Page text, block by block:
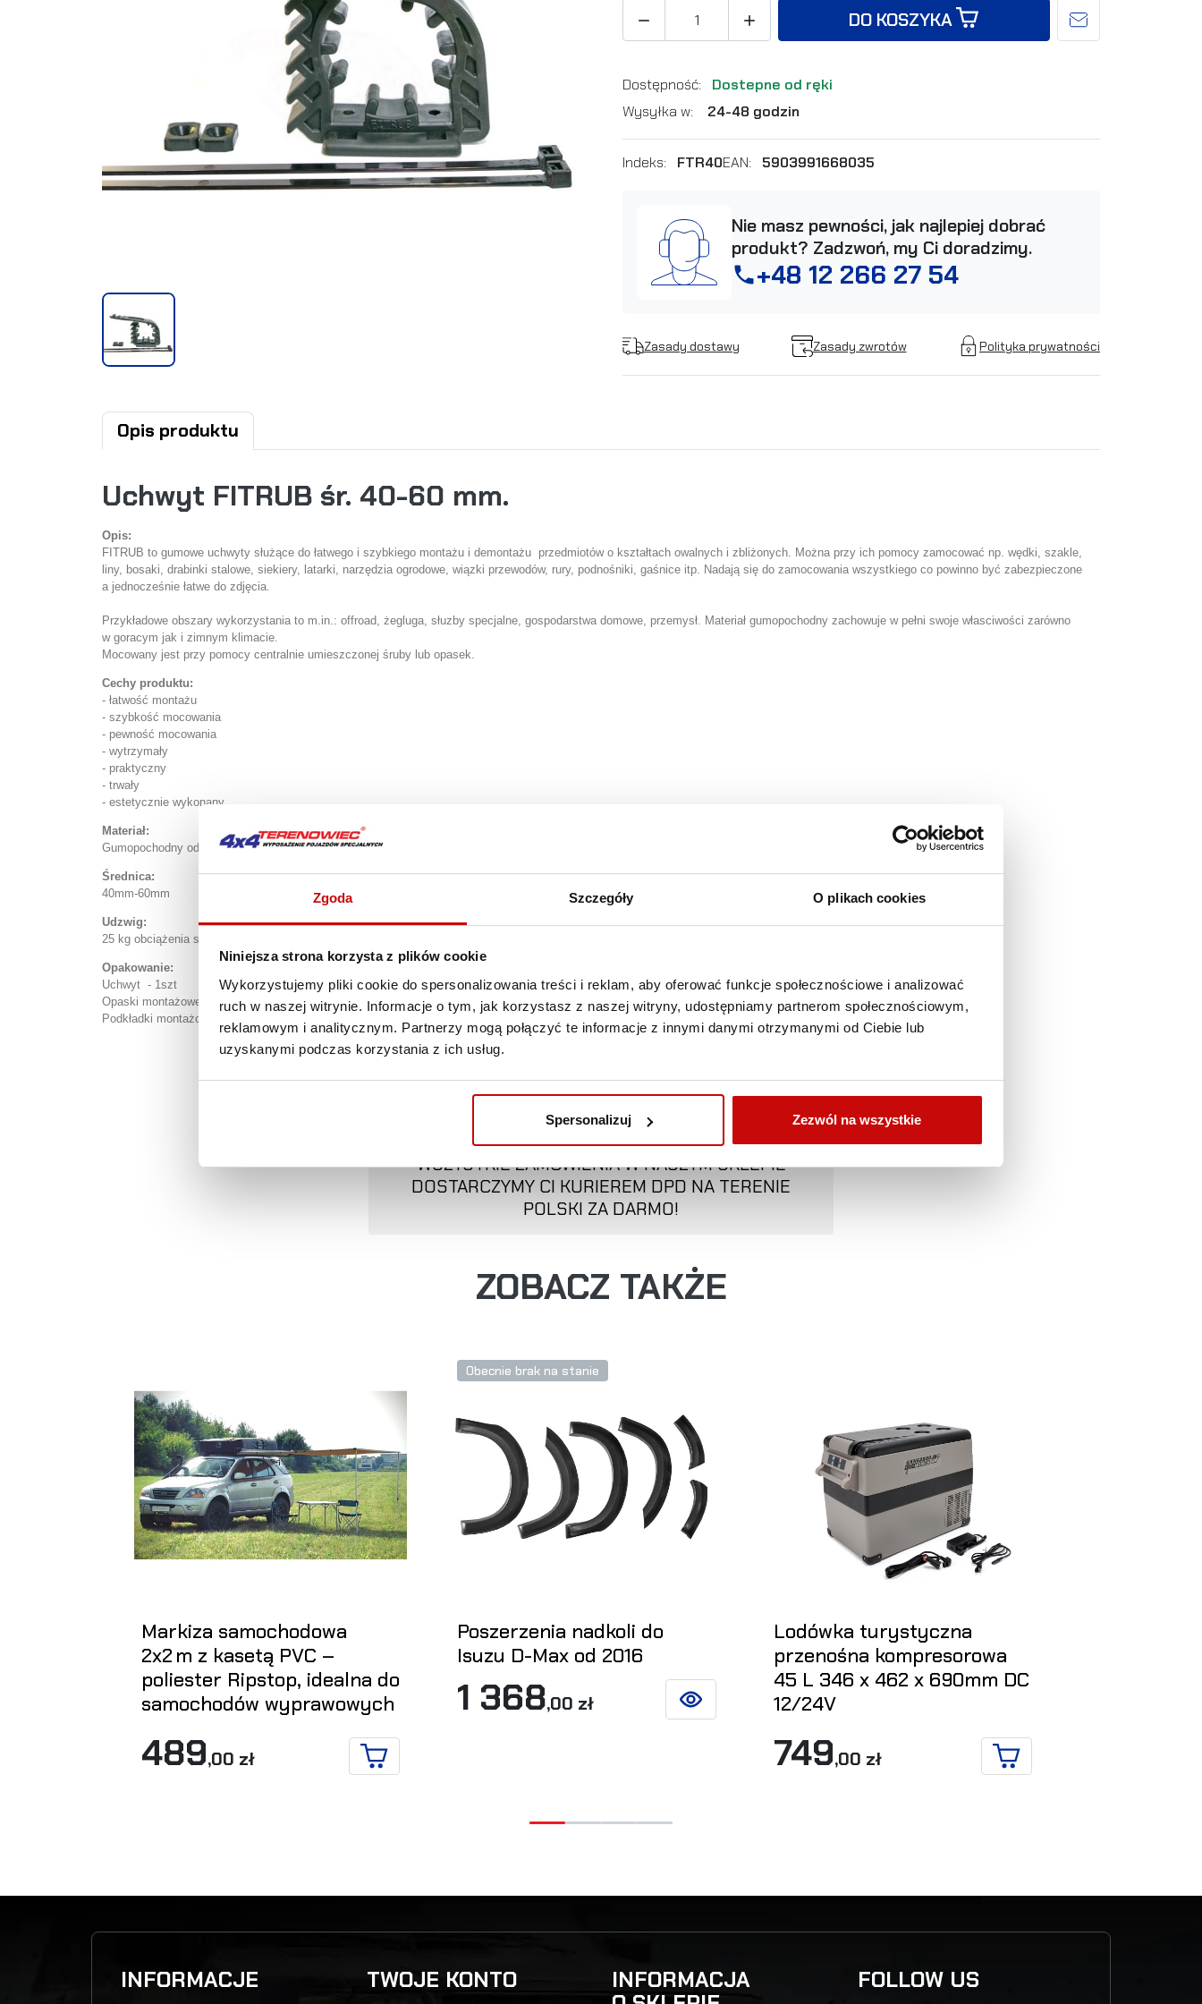
Zgoda Szczegóły O plikach cookies
Niniejsza strona korzysta z plików cookie
Wykorzystujemy pliki cookie do spersonalizowania treści i reklam, aby oferować funkcje społecznościowe i analizować
ruch w naszej witrynie. Informacje o tym, jak korzystasz z naszej witryny, udostępniamy partnerom społecznościowym,
reklamowym i analitycznym. Partnerzy mogą połączyć te informacje z innymi danymi otrzymanymi od Ciebie lub
uzyskanymi podczas korzystania z ich usług.
Spersonalizuj Zezwól na wszystkie
  DO KOSZYKA
Dostępność:
Dostepne od ręki
Wysyłka w:
24-48 godzin
Indeks: FTR40EAN: 5903991668035
Nie masz pewności, jak najlepiej dobrać
produkt? Zadzwoń, my Ci doradzimy.
phone+48 12 266 27 54
Zasady dostawy Zasady zwrotów Polityka prywatności
Opis produktu
Uchwyt FITRUB śr. 40-60 mm.
Opis:
FITRUB to gumowe uchwyty służące do łatwego i szybkiego montażu i demontażu przedmiotów o kształtach owalnych i zbliżonych. Można przy ich pomocy zamocować np. wędki, szakle,
liny, bosaki, drabinki stalowe, siekiery, latarki, narzędzia ogrodowe, wiązki przewodów, rury, podnośniki, gaśnice itp. Nadają się do zamocowania wszystkiego co powinno być zabezpieczone
a jednocześnie łatwe do zdjęcia.
Przykładowe obszary wykorzystania to m.in.: offroad, żegluga, słuzby specjalne, gospodarstwa domowe, przemysł. Materiał gumopochodny zachowuje w pełni swoje własciwości zarówno
w goracym jak i zimnym klimacie.
Mocowany jest przy pomocy centralnie umieszczonej śruby lub opasek.
Cechy produktu:
- łatwość montażu
- szybkość mocowania
- pewność mocowania
- wytrzymały
- praktyczny
- trwały
- estetycznie wykonany
Materiał:
Gumopochodny odporny na słoną wodę i promieniowanie UV.
Średnica:
40mm-60mm
Udzwig:
25 kg obciążenia statycznego.
Opakowanie:
Uchwyt - 1szt
Opaski montażowe - 2szt.
Podkładki montażowe - 1szt
DARMOWA DOSTAWA!
WSZYSTKIE ZAMÓWIENIA W NASZYM SKLEPIE
DOSTARCZYMY CI KURIEREM DPD NA TERENIE
POLSKI ZA DARMO!
ZOBACZ TAKŻE
Markiza samochodowa
2x2 m z kasetą PVC –
poliester Ripstop, idealna do
samochodów wyprawowych
489,00 zł
DO KOSZYKA
Obecnie brak na stanie
Poszerzenia nadkoli do
Isuzu D-Max od 2016
1 368,00 zł ZOBACZ SZCZEGÓŁY
Lodówka turystyczna
przenośna kompresorowa
45 L 346 x 462 x 690mm DC
12/24V
749,00 zł
DO KOSZYKA
INFORMACJE TWOJE KONTO
INFORMACJA
FOLLOW US